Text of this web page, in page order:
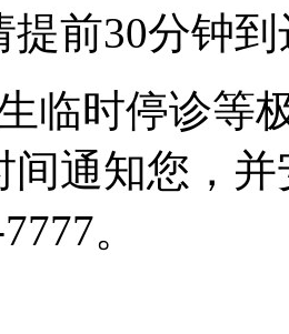
提前30分钟
临时停诊等
间通知您，
。